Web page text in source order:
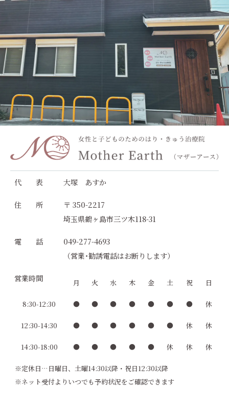
代 表 大塚 あすか
住 所
〒 350-2217
埼玉県鶴ヶ島市三ツ木118-31
電 話
049-277-4693
（営業･勧誘電話はお断りします）
営業時間 月 火 水 木 金 土 祝 日
8:30-12:30 ● ● ● ● ● ● ● 休
12:30-14:30 ● ● ● ● ● ● 休 休
14:30-18:00 ● ● ● ● ● 休 休 休
※定休日…日曜日、土曜14:30以降・祝日12:30以降
※ネット受付よりいつでも予約状況をご確認できます